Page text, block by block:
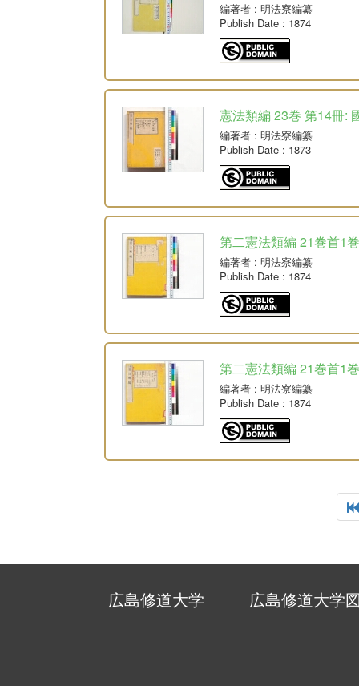
編著者 : 明法寮編纂
Publish Date : 1874
憲法類編 23巻 第14冊:
編著者 : 明法寮編纂
Publish Date : 1873
第二憲法類編 21巻首1
編著者 : 明法寮編纂
Publish Date : 1874
第二憲法類編 21巻首1
編著者 : 明法寮編纂
Publish Date : 1874
広島修道大学 広島修道大学